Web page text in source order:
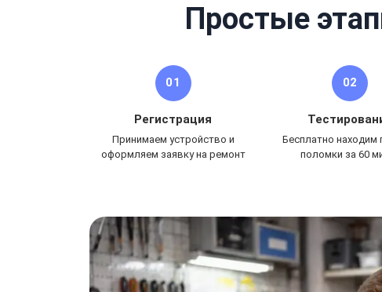
Простые
01
Регистрация
Принимаем устройство и
оформляем заявку на ремонт
02
Бесплатно находим
поломки за 60